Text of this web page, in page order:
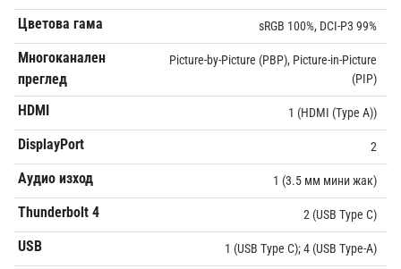
Цветова гама sRGB 100%, DCI-P3 99%
Многоканален
преглед
Picture-by-Picture (PBP), Picture-in-Picture
(PIP)
HDMI 1 (HDMI (Type A))
DisplayPort 2
Аудио изход 1 (3.5 мм мини жак)
Thunderbolt 4 2 (USB Type C)
USB 1 (USB Type C); 4 (USB Type-A)